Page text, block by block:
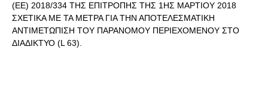
(ΕΕ) 2018/334 ΤΗΣ ΕΠΙΤΡΟΠΗΣ ΤΗΣ 1ΗΣ ΜΑΡΤΙΟΥ 2018
ΣΧΕΤΙΚΑ ΜΕ ΤΑ ΜΕΤΡΑ ΓΙΑ ΤΗΝ ΑΠΟΤΕΛΕΣΜΑΤΙΚΗ
ΑΝΤΙΜΕΤΩΠΙΣΗ ΤΟΥ ΠΑΡΑΝΟΜΟΥ ΠΕΡΙΕΧΟΜΕΝΟΥ ΣΤΟ
ΔΙΑΔΙΚΤΥΟ (L 63).